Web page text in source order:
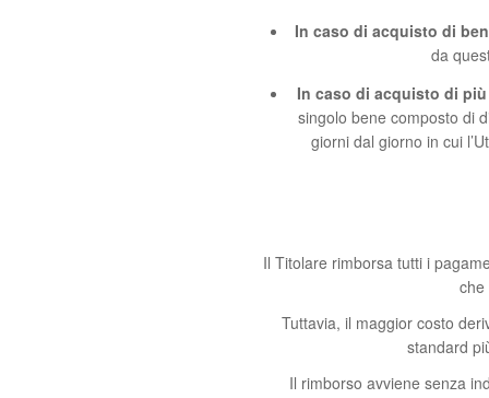
In caso di acquisto di
da
In caso di acquisto di
singolo bene composto di
giorni dal giorno in cui
Il Titolare rimborsa tutti i
che
Tuttavia, il maggior costo
standard
Il rimborso avviene senza